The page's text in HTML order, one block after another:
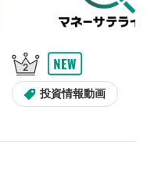
す。
できます。
投資情報動画